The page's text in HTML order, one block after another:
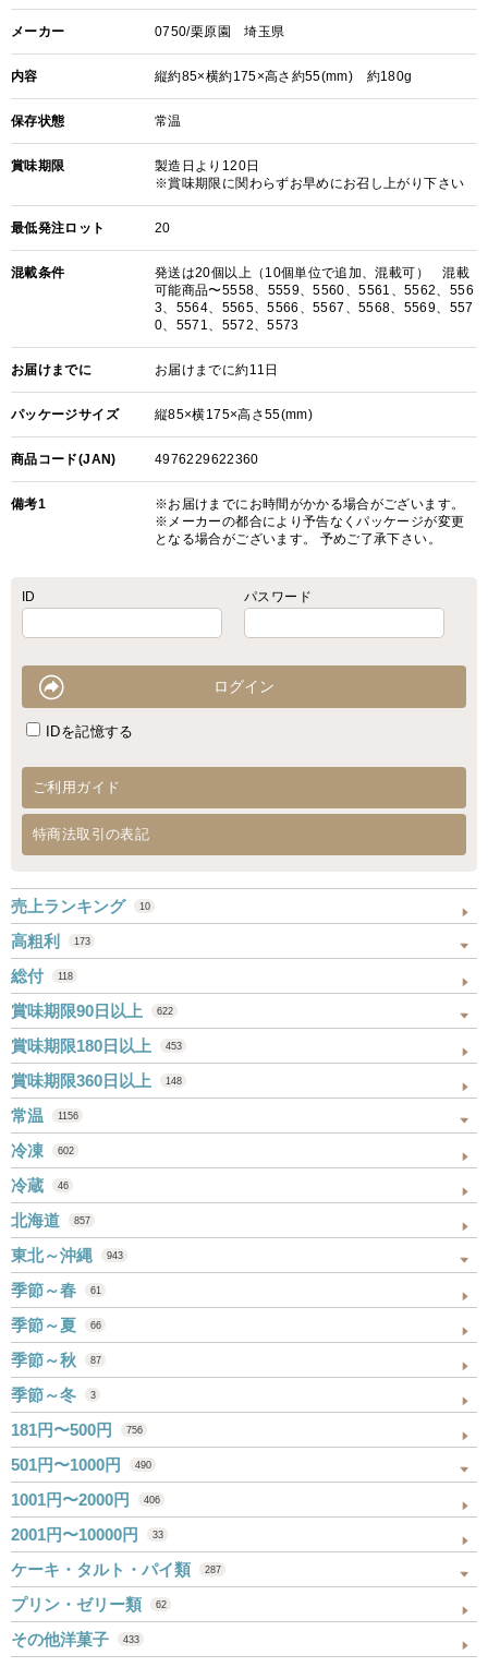
メーカー 0750/栗原園 埼玉県
内容 縦約85×横約175×高さ約55(mm) 約180g
保存状態 常温
賞味期限
製造日より120日
※賞味期限に関わらずお早めにお召し上がり下さい
最低発注ロット 20
混載条件
発送は20個以上（10個単位で追加、混載可） 混載
可能商品〜5558、5559、5560、5561、5562、556
3、5564、5565、5566、5567、5568、5569、557
0、5571、5572、5573
お届けまでに お届けまでに約11日
パッケージサイズ 縦85×横175×高さ55(mm)
商品コード(JAN) 4976229622360
備考1
※お届けまでにお時間がかかる場合がございます。
※メーカーの都合により予告なくパッケージが変更
となる場合がございます。 予めご了承下さい。
ID パスワード
IDを記憶する
ご利用ガイド
特商法取引の表記
売上ランキング 10
高粗利 173
総付 118
賞味期限90日以上 622
賞味期限180日以上 453
賞味期限360日以上 148
常温 1156
冷凍 602
冷蔵 46
北海道 857
東北～沖縄 943
季節～春 61
季節～夏 66
季節～秋 87
季節～冬 3
181円〜500円 756
501円〜1000円 490
1001円〜2000円 406
2001円〜10000円 33
ケーキ・タルト・パイ類 287
プリン・ゼリー類 62
その他洋菓子 433